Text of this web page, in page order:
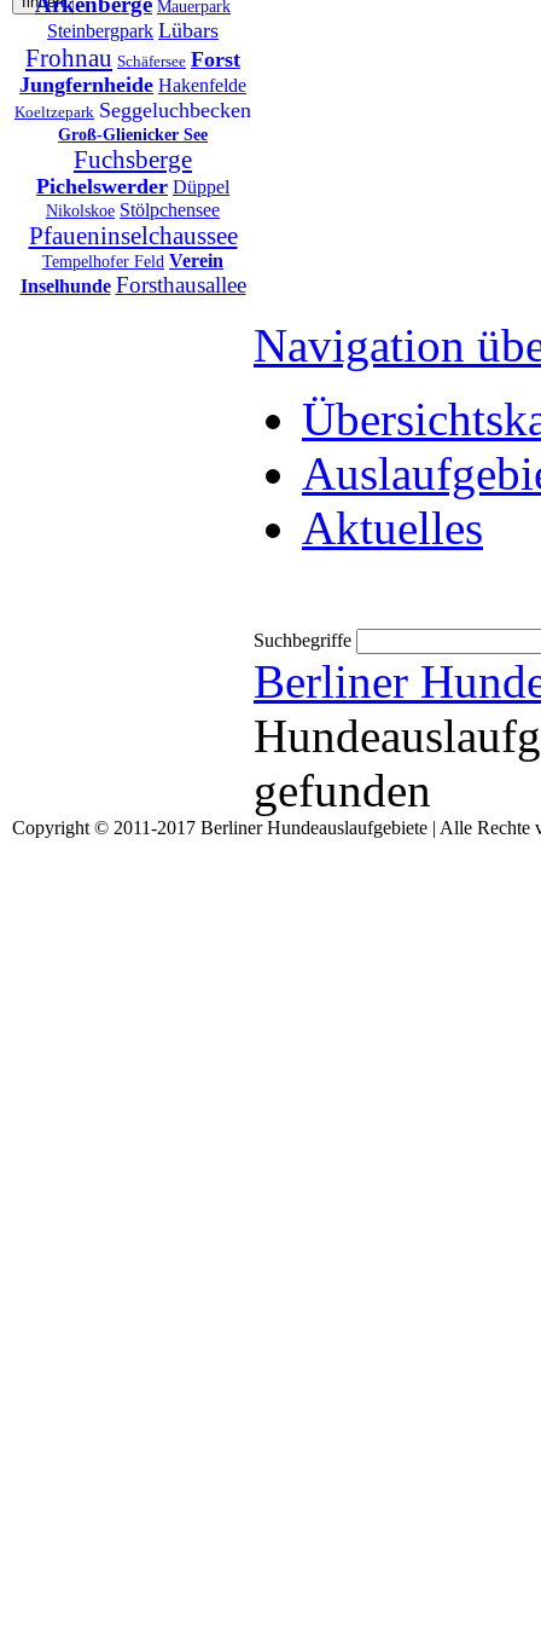
Mauerpark
Steinbergpark Lübars
Frohnau Schäfersee Forst
Jungfernheide Hakenfelde
Koeltzepark Seggeluchbecken
Groß-Glienicker See
Fuchsberge
Pichelswerder Düppel
Nikolskoe Stölpchensee
Pfaueninselchaussee
Tempelhofer Feld Verein
Inselhunde Forsthausallee
Navigation
Aktuelles
Suchbegriffe
Berliner
gefunden
Copyright © 2011-2017 Berliner Hundeauslaufgebiete | Alle Rechte